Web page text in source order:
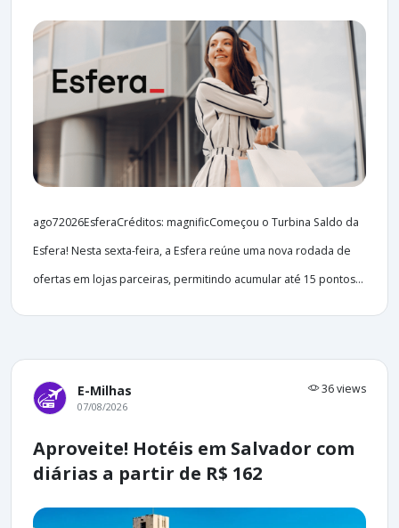
ago72026EsferaCréditos: magnificComeçou o Turbina Saldo da
Esfera! Nesta sexta-feira, a Esfera reúne uma nova rodada de
ofertas em lojas parceiras, permitindo acumular até 15 pontos...
E-Milhas 36 views
07/08/2026
Aproveite! Hotéis em Salvador com
diárias a partir de R$ 162